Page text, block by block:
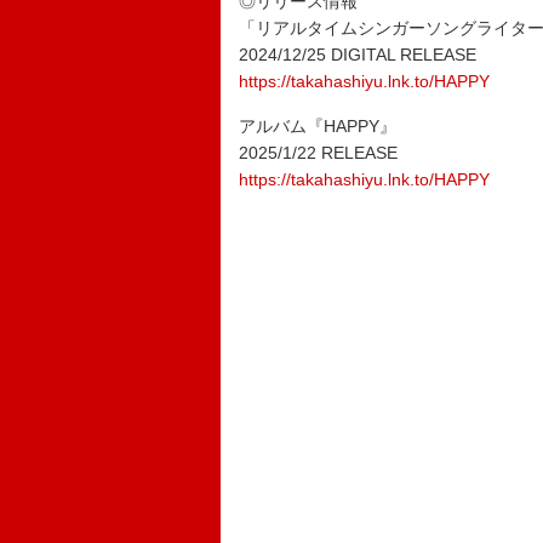
「リアルタイムシンガーソングライタ
2024/12/25 DIGITAL RELEASE
https://takahashiyu.lnk.to/HAPPY
アルバム『HAPPY』
2025/1/22 RELEASE
https://takahashiyu.lnk.to/HAPPY